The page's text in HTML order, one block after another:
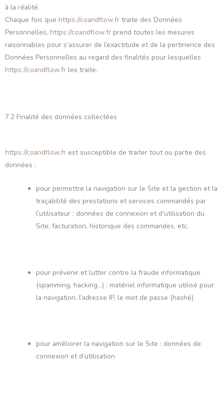
à la réalité.
Chaque fois que https://coandflow.fr traite des Données
Personnelles, https://coandflow.fr prend toutes les mesures
raisonnables pour s’assurer de l’exactitude et de la pertinence des
Données Personnelles au regard des finalités pour lesquelles
https://coandflow.fr les traite.
7.2 Finalité des données collectées
https://coandflow.fr est susceptible de traiter tout ou partie des
données :
pour permettre la navigation sur le Site et la gestion et la
traçabilité des prestations et services commandés par
l’utilisateur : données de connexion et d’utilisation du
Site, facturation, historique des commandes, etc.
pour prévenir et lutter contre la fraude informatique
(spamming, hacking…) : matériel informatique utilisé pour
la navigation, l’adresse IP, le mot de passe (hashé)
pour améliorer la navigation sur le Site : données de
connexion et d’utilisation